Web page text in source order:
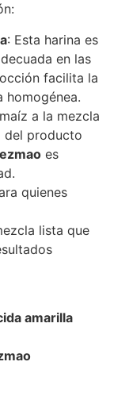
: Esta harina es
en las
facilita la
homogénea.​
a la mezcla
del producto
es
quienes
lista que
amarilla